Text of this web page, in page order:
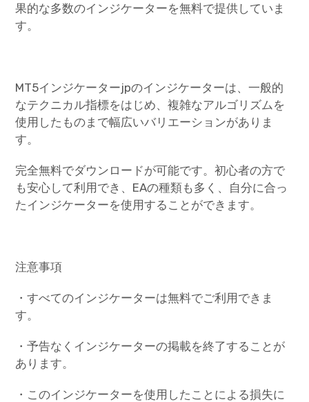
果的な多数のインジケーターを無料で提供していま
す。
MT5インジケーターjpのインジケーターは、一般的
なテクニカル指標をはじめ、複雑なアルゴリズムを
使用したものまで幅広いバリエーションがありま
す。
完全無料でダウンロードが可能です。初心者の方で
も安心して利用でき、EAの種類も多く、自分に合っ
たインジケーターを使用することができます。
注意事項
・すべてのインジケーターは無料でご利用できま
す。
・予告なくインジケーターの掲載を終了することが
あります。
・このインジケーターを使用したことによる損失に